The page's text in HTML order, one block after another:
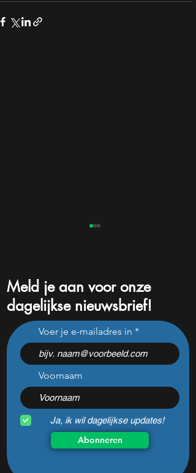
Xi zet China’s deur open:
waarom Nvidia, Tesla en
Apple nu in de
schijnwerpers staan
Meld je aan voor onze
dagelijkse nieuwsbrief!
Voer je e-mailadres in
Voornaam
Ja, ik wil dagelijkse updates!
Abonneren